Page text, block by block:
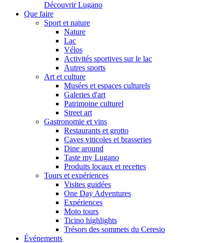
Découvrir Lugano
Que faire
Sport et nature
Nature
Lac
Vélos
Activités sportives sur le lac
Autres sports
Art et culture
Musées et espaces culturels
Galeries d'art
Patrimoine culturel
Street art
Gastronomie et vins
Restaurants et grotto
Caves viticoles et brasseries
Dine around
Taste my Lugano
Produits locaux et recettes
Tours et expériences
Visites guidées
One Day Adventures
Expériences
Moto tours
Ticino highlights
Trésors des sommets du Ceresio
Événements